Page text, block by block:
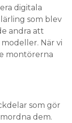
digitala
som blev
andra att
När vi
montörerna
som gör
dem.